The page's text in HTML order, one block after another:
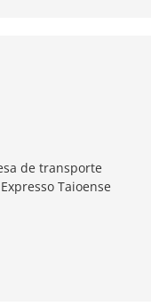
de transporte
Taioense